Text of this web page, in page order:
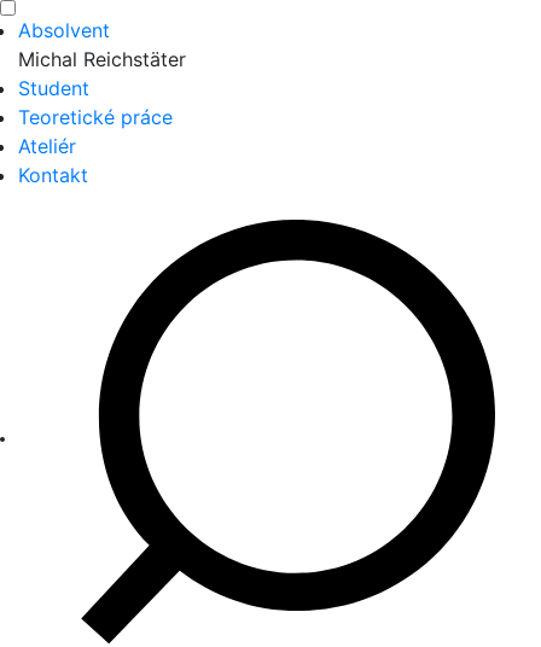
Absolvent
Michal Reichstäter
Student
Teoretické práce
Ateliér
Kontakt